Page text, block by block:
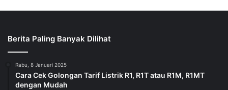
Berita Paling Banyak Dilihat
Rabu, 8 Januari 2025
Cara Cek Golongan Tarif Listrik R1, R1T atau R1M, R1MT
dengan Mudah